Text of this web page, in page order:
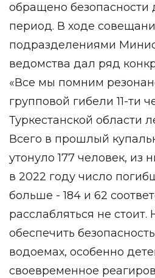
обращено безопасности
период. В ходе
подразделениями
ведомства дал ряд
«Все мы помним
групповой гибели 11-ти
Туркестанской области
Всего в прошлый
утонуло 177 человек, из
в 2022 году число
больше - 184 и 62
расслабляться не
обеспечить
водоемах, особенно
своевременное